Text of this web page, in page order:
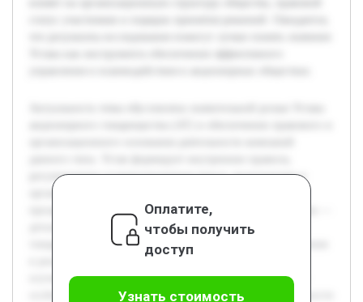
регулирующие взаимоотношения между акционерами и
органами управления, что обеспечивает устойчивость и
прозрачность функционирования АТ. Цель данной работы —
детально рассмотреть содержание Устава акционерного
товарищества и проанализировать примеры его применения
изучены основные разделы и положения Устава, а также
особенности его использования в повседневной деятельности
Оплатите,
чтобы получить
доступ
Узнать стоимость